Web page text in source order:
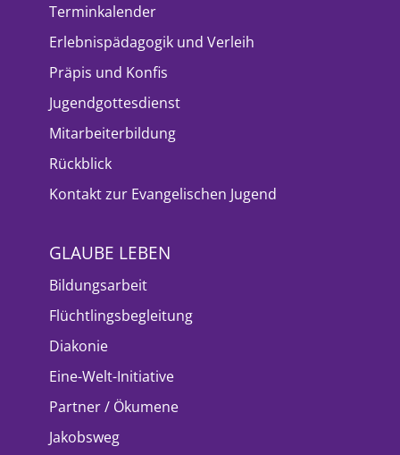
Terminkalender
Erlebnispädagogik und Verleih
Präpis und Konfis
Jugendgottesdienst
Mitarbeiterbildung
Rückblick
Kontakt zur Evangelischen Jugend
GLAUBE LEBEN
Bildungsarbeit
Flüchtlingsbegleitung
Diakonie
Eine-Welt-Initiative
Partner / Ökumene
Jakobsweg